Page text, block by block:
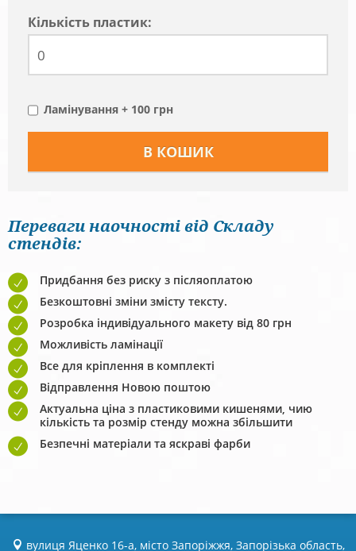
Кiлькiсть пластик:
Ламінування + 100 грн
Переваги наочності від Складу
стендів:
Придбання без риску з післяоплатою
Безкоштовні зміни змісту тексту.
Розробка індивідуального макету від 80 грн
Можливість ламінації
Все для кріплення в комплекті
Відправлення Новою поштою
Актуальна ціна з пластиковими кишенями, чию
кількість та розмір стенду можна збільшити
Безпечні матеріали та яскраві фарби
вулиця Яценко 16-а, місто Запоріжжя, Запорізька область,